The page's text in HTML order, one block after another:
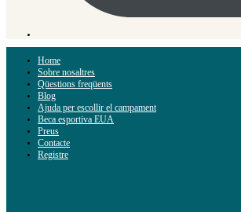
Home
Sobre nosaltres
Qüestions freqüents
Blog
Ajuda per escollir el campament
Beca esportiva EUA
Preus
Contacte
Registre